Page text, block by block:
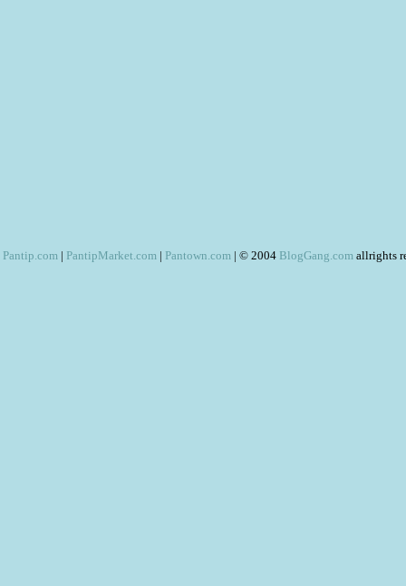
Pantip.com | PantipMarket.com | Pantown.com | © 2004 BlogGang.com allrights